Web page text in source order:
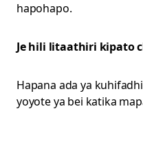
hapohapo.
Je hili litaathiri kipato
Hapana ada ya
yoyote ya bei katika